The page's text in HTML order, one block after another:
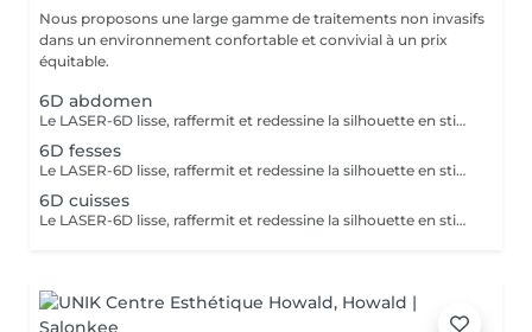
Nous proposons une large gamme de traitements non invasifs
dans un environnement confortable et convivial à un prix
équitable.
6D abdomen
Le LASER-6D lisse, raffermit et redessine la silhouette en stimulant la peau en profondeur pour atténuer visiblement la cellulite. La LUMINOTHÉRAPIE du visage consiste à exposer la peau à des lumières LED afin de stimuler le renouvellement cellulaire et améliorer l'éclat du teint.
6D fesses
Le LASER-6D lisse, raffermit et redessine la silhouette en stimulant la peau en profondeur pour atténuer visiblement la cellulite.
6D cuisses
Le LASER-6D lisse, raffermit et redessine la silhouette en stimulant la peau en profondeur pour atténuer visiblement la cellulite. La LUMINOTHÉRAPIE du visage consiste à exposer la peau à des lumières LED afin de stimuler le renouvellement cellulaire et améliorer l'éclat du teint.